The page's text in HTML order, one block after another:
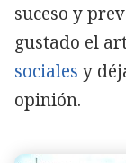
suceso y
gustado el
sociales y
opinión.